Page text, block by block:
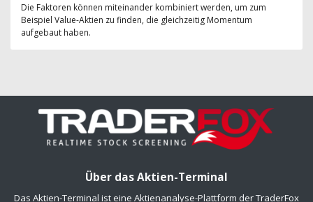
Die Faktoren können miteinander kombiniert werden, um zum
Beispiel Value-Aktien zu finden, die gleichzeitig Momentum
aufgebaut haben.
Über das Aktien-Terminal
Das Aktien-Terminal ist eine Aktienanalyse-Plattform der TraderFox